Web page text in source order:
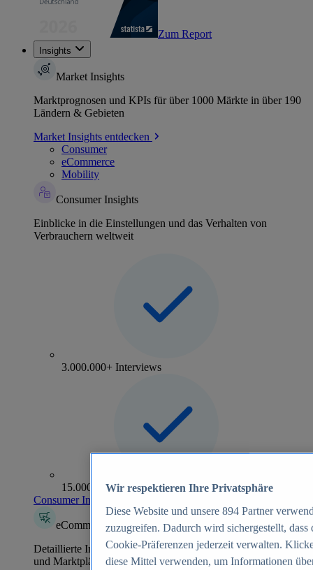
Zum Report
Insights
Market Insights
Marktprognosen und KPIs für über 1000 Märkte in über 190
Ländern & Gebieten
Market Insights entdecken
Consumer
eCommerce
Mobility
Consumer Insights
Einblicke in die Einstellungen und das Verhalten von
Verbrauchern weltweit
3.000.000+ Interviews
15.000+ Marken
Consumer Insights entdecken
eCommerce Insights
Detaillierte Informationen zu mehr als 39.000 Online-Shops
und Marktplätzen
Wir respektieren Ihre Privatsphäre
Diese Website und unsere 894 Partner
zuzugreifen. Dadurch wird sichergestellt,
Cookie-Präferenzen jederzeit verwalten.
diese Mittel verwenden, um Informationen